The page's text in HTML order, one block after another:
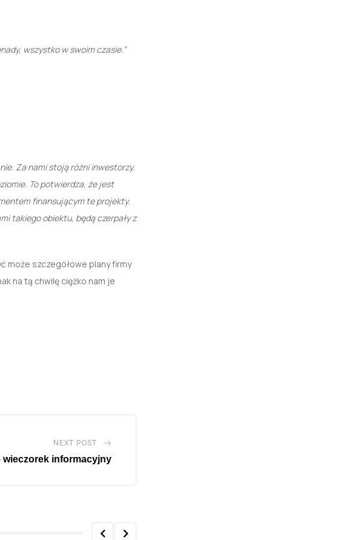
wszystko w swoim czasie.”
Za nami stoją różni inwestorzy.
To potwierdza, że jest
finansującym te projekty.
takiego obiektu, będą czerpały z
może szczegółowe plany firmy
na tą chwilę ciężko nam je
NEXT POST
wieczorek informacyjny